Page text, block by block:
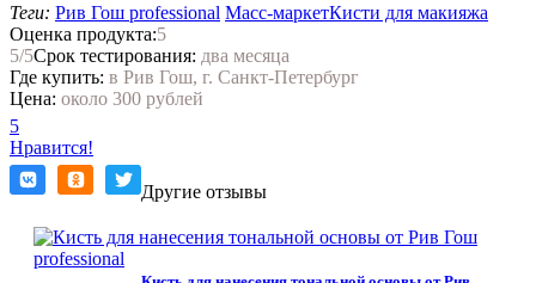
Теги: Рив Гош professional Масс-маркетКисти для макияжа
Оценка продукта:5
5/5Срок тестирования: два месяца
Где купить: в Рив Гош, г. Санкт-Петербург
Цена: около 300 рублей
5
Нравится!
Другие отзывы